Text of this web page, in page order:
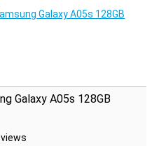
smartphone is uitstekend
vinden. Het toestel
Galaxy A05s 128GB
Galaxy A05s 128GB